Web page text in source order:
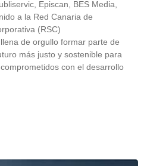
Episcan, BES Media,
a la Red Canaria de
(RSC)
de orgullo formar parte de
más justo y sostenible para
con el desarrollo